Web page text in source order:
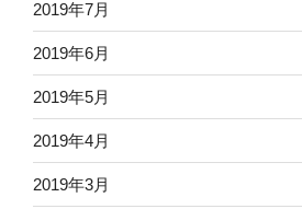
2019年7月
2019年6月
2019年5月
2019年4月
2019年3月